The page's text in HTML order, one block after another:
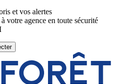
et vos alertes
votre agence en toute sécurité